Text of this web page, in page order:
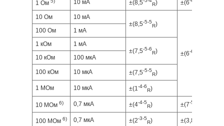
1 Ом 10 мА ±(8,5 R) ±(6
10 Ом
10 мА
±(8,5-5-5
R)
±(6-6
100 Ом
1 мА
1 кОм
1 мА
±(7,5-5-6
R)
10 кОм
100 мкА
100 кОм 10 мкА ±(7,5-5-5
R)
1 МОм 10 мкА ±(1-4-6
R)
10 МОм 6) 0,7 мкА ±(4-4-5
R) ±(7-5
100 МОм 6) 0,7 мкА ±(2-3-5
R) ±(3,85